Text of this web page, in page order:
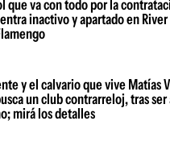
que va con todo por la
inactivo y apartado en
y el calvario que vive Matías
un club contrarreloj, tras
mirá los detalles